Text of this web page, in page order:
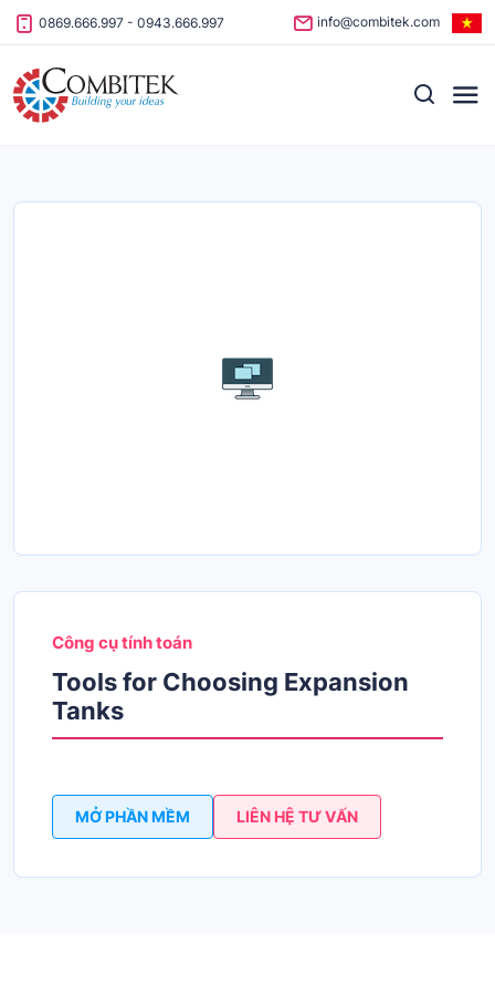
Skip to content
0869.666.997 - 0943.666.997 info@combitek.com
Công cụ tính toán
Tools for Choosing Expansion
Tanks
MỞ PHẦN MỀM LIÊN HỆ TƯ VẤN